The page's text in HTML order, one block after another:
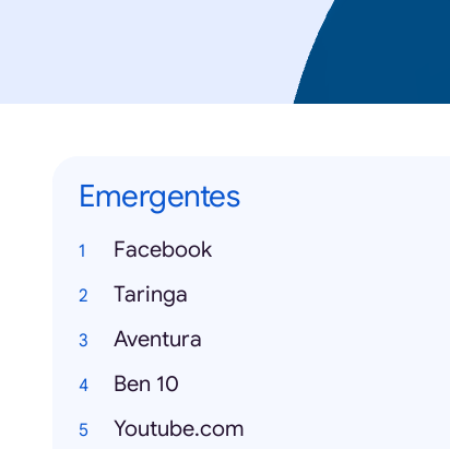
Emergentes
Facebook
Taringa
Aventura
Ben 10
Youtube.com